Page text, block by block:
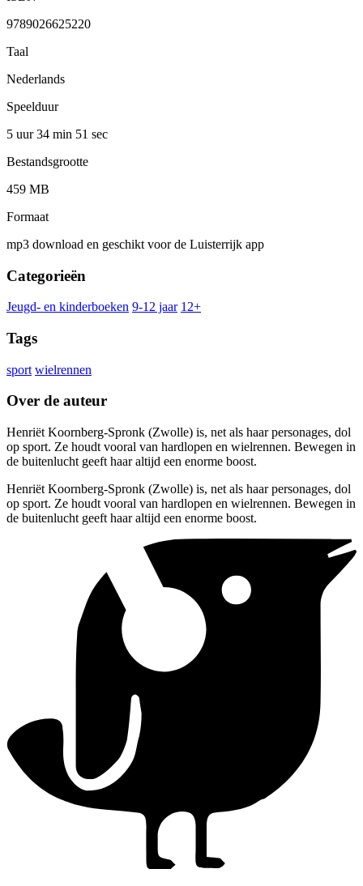
9789026625220
Taal
Nederlands
Speelduur
5 uur 34 min 51 sec
Bestandsgrootte
459 MB
Formaat
mp3 download en geschikt voor de Luisterrijk app
Categorieën
Jeugd- en kinderboeken 9-12 jaar 12+
Tags
sport wielrennen
Over de auteur
Henriët Koornberg-Spronk (Zwolle) is, net als haar personages, dol
op sport. Ze houdt vooral van hardlopen en wielrennen. Bewegen in
de buitenlucht geeft haar altijd een enorme boost.
Henriët Koornberg-Spronk (Zwolle) is, net als haar personages, dol
op sport. Ze houdt vooral van hardlopen en wielrennen. Bewegen in
de buitenlucht geeft haar altijd een enorme boost.